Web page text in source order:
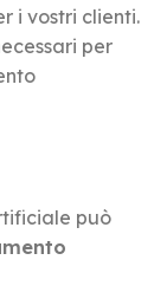
i vostri clienti.
per
può